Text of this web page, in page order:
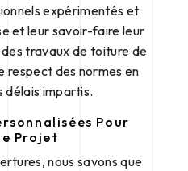
expérimentés et
et leur savoir-faire leur
travaux de toiture de
respect des normes en
délais impartis.
Pour
Projet
nous savons que